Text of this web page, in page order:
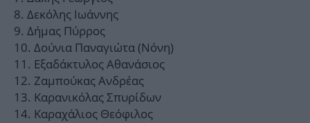
Δεκόλης Ιωάννης
Δήμας Πύρρος
Δούνια Παναγιώτα (Νόνη)
Εξαδάκτυλος Αθανάσιος
Ζαμπούκας Ανδρέας
Καρανικόλας Σπυρίδων
Καραχάλιος Θεόφιλος